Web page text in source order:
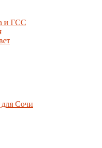
и ГСС
Сочи